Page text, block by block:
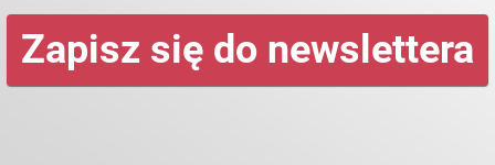
Zapisz się do newslettera